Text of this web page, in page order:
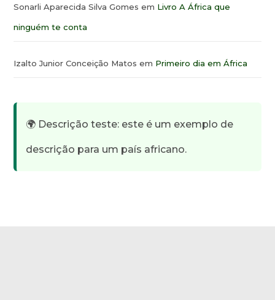
Sonarli Aparecida Silva Gomes em Livro A África que
ninguém te conta
Izalto Junior Conceição Matos em Primeiro dia em África
🌍 Descrição teste: este é um exemplo de
descrição para um país africano.